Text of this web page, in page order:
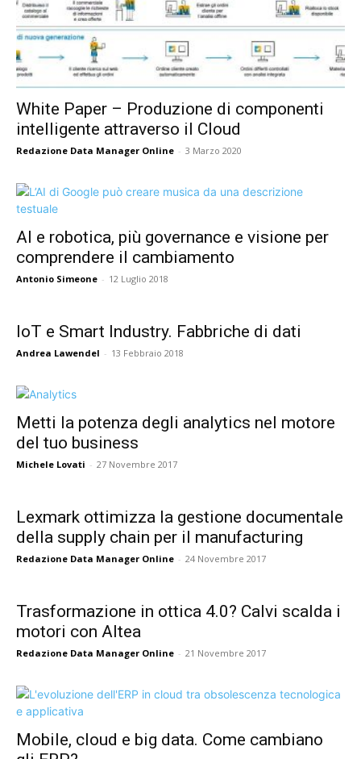
White Paper – Produzione di componenti
intelligente attraverso il Cloud
Redazione Data Manager Online - 3 Marzo 2020
AI e robotica, più governance e visione per
comprendere il cambiamento
Antonio Simeone - 12 Luglio 2018
IoT e Smart Industry. Fabbriche di dati
Andrea Lawendel - 13 Febbraio 2018
Metti la potenza degli analytics nel motore
del tuo business
Michele Lovati - 27 Novembre 2017
Lexmark ottimizza la gestione documentale
della supply chain per il manufacturing
Redazione Data Manager Online - 24 Novembre 2017
Trasformazione in ottica 4.0? Calvi scalda i
motori con Altea
Redazione Data Manager Online - 21 Novembre 2017
Mobile, cloud e big data. Come cambiano